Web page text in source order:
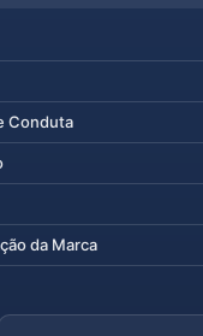
Conduta
da Marca